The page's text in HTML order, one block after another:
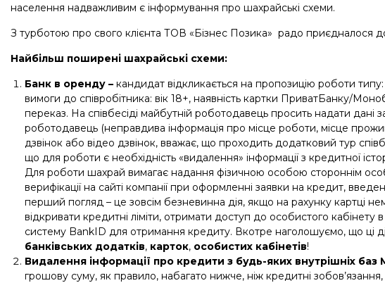
населення надважливим є інформування про шахрайські схеми.
З турботою про свого клієнта ТОВ «Бізнес Позика» радо приєдналося
Найбільш поширені шахрайські схеми:
Банк в оренду – кандидат відкликається на пропозицію роботи
вимоги до співробітника: вік 18+, наявність картки ПриватБанку/
переказ. На співбесіді майбутній роботодавець просить надати дані
роботодавець (неправдива інформація про місце роботи, місце
дзвінок або відео дзвінок, вважає, що проходить додатковий тур
що для роботи є необхідність «видалення» інформації з кредитної
Для роботи шахрай вимагає надання фізичною особою стороннім
верифікації на сайті компанії при оформленні заявки на кредит,
перший погляд – це зовсім безневинна дія, якщо на рахунку картці
відкривати кредитні ліміти, отримати доступ до особистого
систему BankID для отримання кредиту. Вкотре наголошуємо, що ці
банківських додатків, карток, особистих кабінетів!
Видалення інформації про кредити з будь-яких внутрішніх
грошову суму, як правило, набагато нижче, ніж кредитні